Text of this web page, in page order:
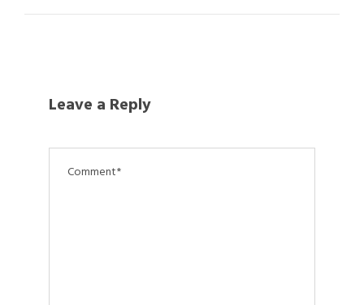
Leave a Reply